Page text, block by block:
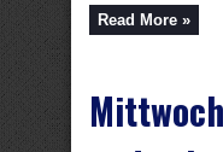
Read More »